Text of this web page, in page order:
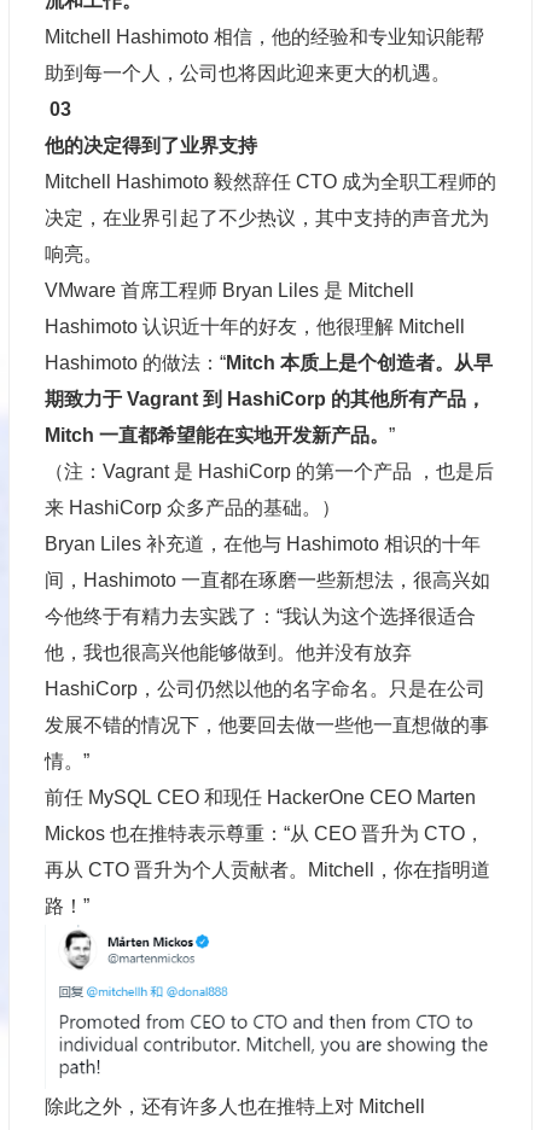
Mitchell Hashimoto 相信，他的经验和专业知识能帮
助到每一个人，公司也将因此迎来更大的机遇。
03
他的决定得到了业界支持
Mitchell Hashimoto 毅然辞任 CTO 成为全职工程师的
决定，在业界引起了不少热议，其中支持的声音尤为
响亮。
VMware 首席工程师 Bryan Liles 是 Mitchell
Hashimoto 认识近十年的好友，他很理解 Mitchell
Hashimoto 的做法：“Mitch 本质上是个创造者。从早
期致力于 Vagrant 到 HashiCorp 的其他所有产品，
Mitch 一直都希望能在实地开发新产品。 ”
（注：Vagrant 是 HashiCorp 的第一个产品 ，也是后
来 HashiCorp 众多产品的基础。）
Bryan Liles 补充道，在他与 Hashimoto 相识的十年
间，Hashimoto 一直都在琢磨一些新想法，很高兴如
今他终于有精力去实践了：“我认为这个选择很适合
他，我也很高兴他能够做到。他并没有放弃
HashiCorp，公司仍然以他的名字命名。只是在公司
发展不错的情况下，他要回去做一些他一直想做的事
情。”
前任 MySQL CEO 和现任 HackerOne CEO Marten
Mickos 也在推特表示尊重：“从 CEO 晋升为 CTO，
再从 CTO 晋升为个人贡献者。Mitchell，你在指明道
路！”
除此之外，还有许多人也在推特上对 Mitchell